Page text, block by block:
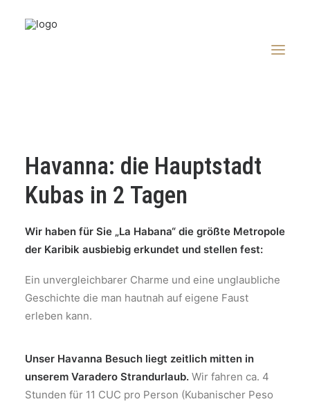
REISE BUCHEN
KREUZFAHRTEN
REB-BLOG
Havanna: die Hauptstadt
Kubas in 2 Tagen
Wir haben für Sie „La Habana“ die größte Metropole
der Karibik ausbiebig erkundet und stellen fest:
Ein unvergleichbarer Charme und eine unglaubliche
Geschichte die man hautnah auf eigene Faust
erleben kann.
Unser Havanna Besuch liegt zeitlich mitten in
unserem Varadero Strandurlaub. Wir fahren ca. 4
Stunden für 11 CUC pro Person (Kubanischer Peso